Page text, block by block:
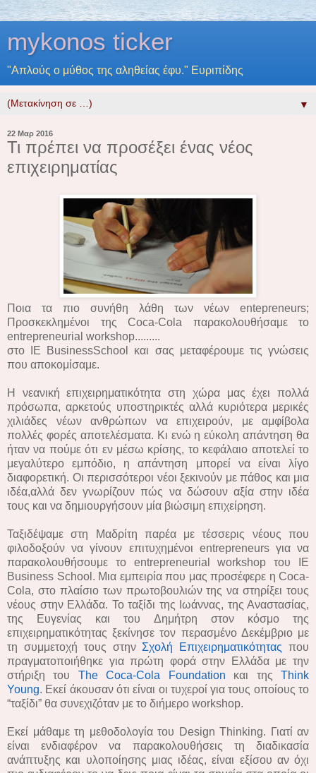
mykonos ticker
"Απλούς ο μύθος της αληθείας έφυ." Ευριπίδης
▼
22 Μαρ 2016
Τι πρέπει να προσέξει ένας νέος
επιχειρηματίας
Ποια τα πιο συνήθη λάθη των νέων entepreneurs;
Προσκεκλημένοι της Coca-Cola παρακολουθήσαμε το
entrepreneurial workshop.........
στο IE BusinessSchool και σας μεταφέρουμε τις γνώσεις
που αποκομίσαμε.
Η νεανική επιχειρηματικότητα στη χώρα μας έχει πολλά
πρόσωπα, αρκετούς υποστηρικτές αλλά κυριότερα μερικές
χιλιάδες νέων ανθρώπων να επιχειρούν, με αμφίβολα
πολλές φορές αποτελέσματα. Κι ενώ η εύκολη απάντηση θα
ήταν να πούμε ότι εν μέσω κρίσης, το κεφάλαιο αποτελεί το
μεγαλύτερο εμπόδιο, η απάντηση μπορεί να είναι λίγο
διαφορετική. Οι περισσότεροι νέοι ξεκινούν με πάθος και μια
ιδέα,αλλά δεν γνωρίζουν πώς να δώσουν αξία στην ιδέα
τους και να δημιουργήσουν μία βιώσιμη επιχείρηση.
Ταξιδέψαμε στη Μαδρίτη παρέα με τέσσερις νέους που
φιλοδοξούν να γίνουν επιτυχημένοι entrepreneurs για να
παρακολουθήσουμε το entrepreneurial workshop του IE
Business School. Μια εμπειρία που μας προσέφερε η Coca-
Cola, στο πλαίσιο των πρωτοβουλιών της να στηρίξει τους
νέους στην Ελλάδα. Το ταξίδι της Ιωάννας, της Αναστασίας,
της Ευγενίας και του Δημήτρη στον κόσμο της
επιχειρηματικότητας ξεκίνησε τον περασμένο Δεκέμβριο με
τη συμμετοχή τους στην Σχολή Επιχειρηματικότητας που
πραγματοποιήθηκε για πρώτη φορά στην Ελλάδα με την
στήριξη του The Coca-Cola Foundation και τηςThink
Young. Εκεί άκουσαν ότι είναι οι τυχεροί για τους οποίους το
“ταξίδι” θα συνεχιζόταν με το διήμερο workshop.
Εκεί μάθαμε τη μεθοδολογία του Design Thinking. Γιατί αν
είναι ενδιαφέρον να παρακολουθήσεις τη διαδικασία
ανάπτυξης και υλοποίησης μιας ιδέας, είναι εξίσου αν όχι